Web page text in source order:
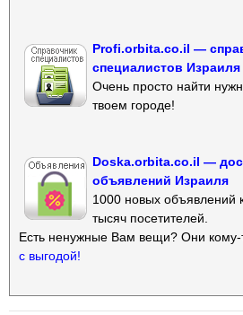
Profi.orbita.co.il —
специалистов Израиля
Очень просто найти
твоем городе!
Doska.orbita.co.il —
объявлений Израиля
1000 новых объявлений
тысяч посетителей.
Есть ненужные Вам вещи? Они кому-
с выгодой!